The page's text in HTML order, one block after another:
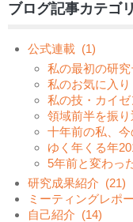
ブログ記事カテゴリ
公式連載 (1)
私の最初の研究
私のお気に入り
私の技・カイ
領域前半を振り
十年前の私、今
ゆく年くる年
5年前と変わっ
研究成果紹介 (21)
ミーティングレポ
自己紹介 (14)